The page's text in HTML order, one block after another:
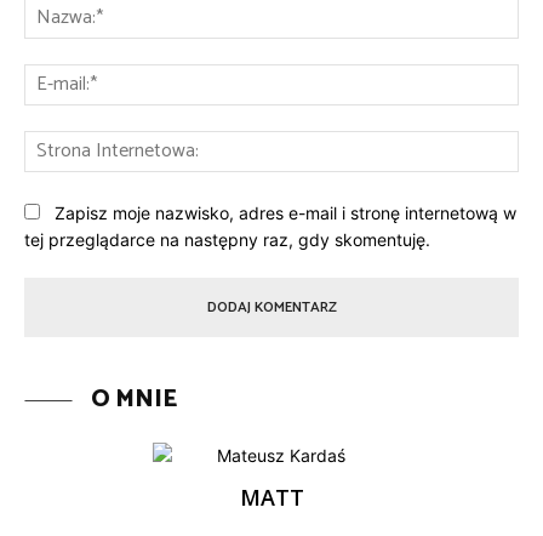
Zapisz moje nazwisko, adres e-mail i stronę internetową w
tej przeglądarce na następny raz, gdy skomentuję.
O MNIE
MATT